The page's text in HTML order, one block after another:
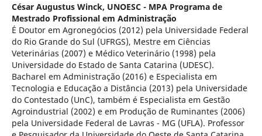
César Augustus Winck, UNOESC - MPA Programa de
Mestrado Profissional em Administração
É Doutor em Agronegócios (2012) pela Universidade Federal
do Rio Grande do Sul (UFRGS), Mestre em Ciências
Veterinárias (2007) e Médico Veterinário (1998) pela
Universidade do Estado de Santa Catarina (UDESC).
Bacharel em Administração (2016) e Especialista em
Tecnologia e Educação a Distância (2013) pela Universidade
do Contestado (UnC), também é Especialista em Gestão
Agroindustrial (2002) e em Produção de Ruminantes (2006)
pela Universidade Federal de Lavras - MG (UFLA). Professor